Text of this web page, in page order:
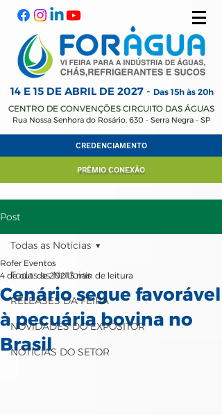
14 E 15 DE ABRIL DE 2027 - Das 15h às 20h
CENTRO DE CONVENÇÕES CIRCUITO DAS ÁGUAS
Rua Nossa Senhora do Rosário, 630 - Serra Negra - SP
CREDENCIAMENTO
PRÊMIO CONEXÃO
Post
Todas as Notícias
RELEASES DA FEIRA
NOVIDADES DO EXPOSITOR
NOTÍCIAS DO SETOR
Todas as Notícias
Cenário segue favorável
à pecuária bovina no
Brasil
Rofer Eventos
4 de out. de 20213 min de leitura